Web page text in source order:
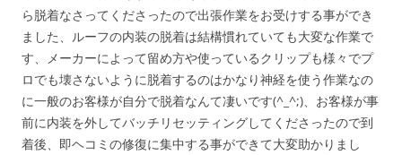
ら脱着なさってくださったので出張作業をお受けする事ができ
ました、ルーフの内装の脱着は結構慣れていても大変な作業で
す、メーカーによって留め方や使っているクリップも様々でプ
ロでも壊さないように脱着するのはかなり神経を使う作業なの
に一般のお客様が自分で脱着なんて凄いです(^_^;)、お客様が事
前に内装を外してバッチリセッティングしてくださったので到
着後、即ヘコミの修復に集中する事ができて大変助かりまし